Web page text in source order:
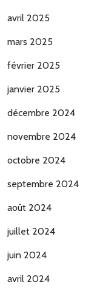
avril 2025
mars 2025
février 2025
janvier 2025
décembre 2024
novembre 2024
octobre 2024
septembre 2024
août 2024
juillet 2024
juin 2024
avril 2024